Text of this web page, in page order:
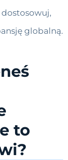
globalną.
to